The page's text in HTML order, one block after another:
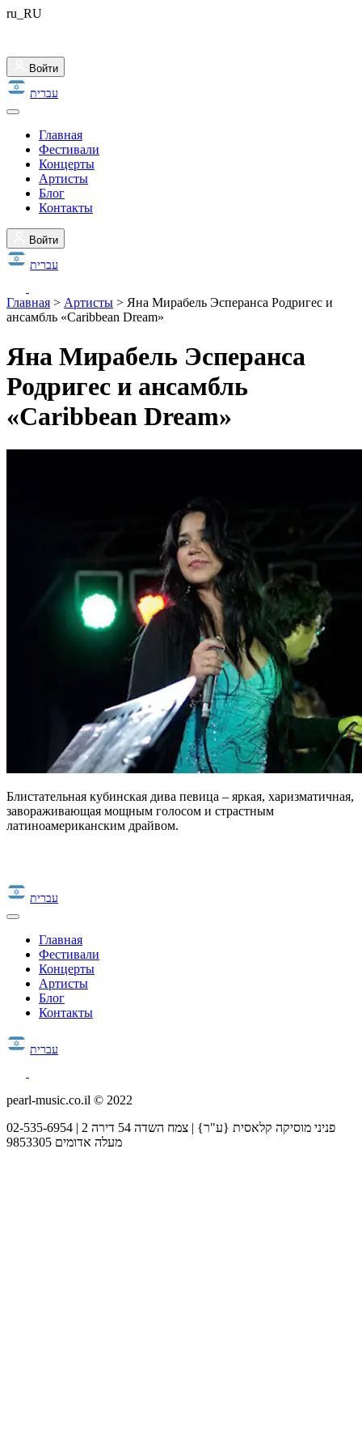
ru_RU
Войти
עברית
Главная
Фестивали
Концерты
Артисты
Блог
Контакты
Войти
עברית
Главная > Артисты > Яна Мирабель Эсперанса Родригес и
ансамбль «Caribbean Dream»
Яна Мирабель Эсперанса
Родригес и ансамбль
«Caribbean Dream»
Блистательная кубинская дива певица – яркая, харизматичная,
завораживающая мощным голосом и страстным
латиноамериканским драйвом.
עברית
Главная
Фестивали
Концерты
Артисты
Блог
Контакты
עברית
pearl-music.co.il © 2022
02-535-6954 | פניני מוסיקה קלאסית {ע"ר} | צמח השדה 54 דירה 2
מעלה אדומים 9853305